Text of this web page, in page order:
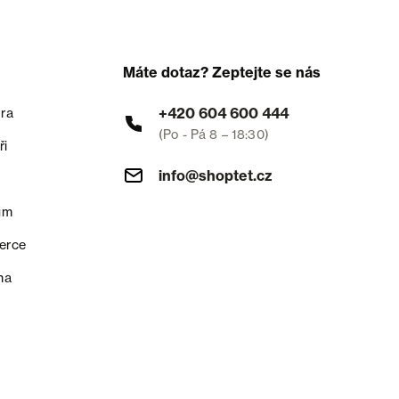
Máte dotaz? Zeptejte se nás
+420 604 600 444
(Po - Pá 8 – 18:30)
info@shoptet.cz